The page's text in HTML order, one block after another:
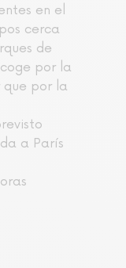
en el
cerca
de
por la
que por la
a París